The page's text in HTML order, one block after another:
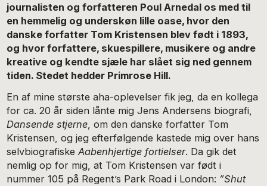
journalisten og forfatteren Poul Arnedal os med til
en hemmelig og underskøn lille oase, hvor den
danske forfatter Tom Kristensen blev født i 1893,
og hvor forfattere, skuespillere, musikere og andre
kreative og kendte sjæle har slået sig ned gennem
tiden. Stedet hedder Primrose Hill.
En af mine største aha-oplevelser fik jeg, da en kollega
for ca. 20 år siden lånte mig Jens Andersens biografi,
Dansende stjerne, om den danske forfatter Tom
Kristensen, og jeg efterfølgende kastede mig over hans
selvbiografiskeAabenhjertige fortielser. Da gik det
nemlig op for mig, at Tom Kristensen var født i
nummer 105 på Regent’s Park Road i London: ”Shut